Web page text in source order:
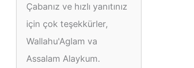
Çabanız ve hızlı yanıtınız
için çok teşekkürler,
Wallahu'Aglam va
Assalam Alaykum.